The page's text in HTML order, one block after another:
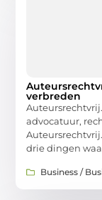
verbreden
advocatuur,
drie dingen
Business /